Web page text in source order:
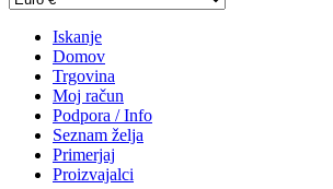
Iskanje
Domov
Trgovina
Moj račun
Podpora / Info
Seznam želja
Primerjaj
Proizvajalci